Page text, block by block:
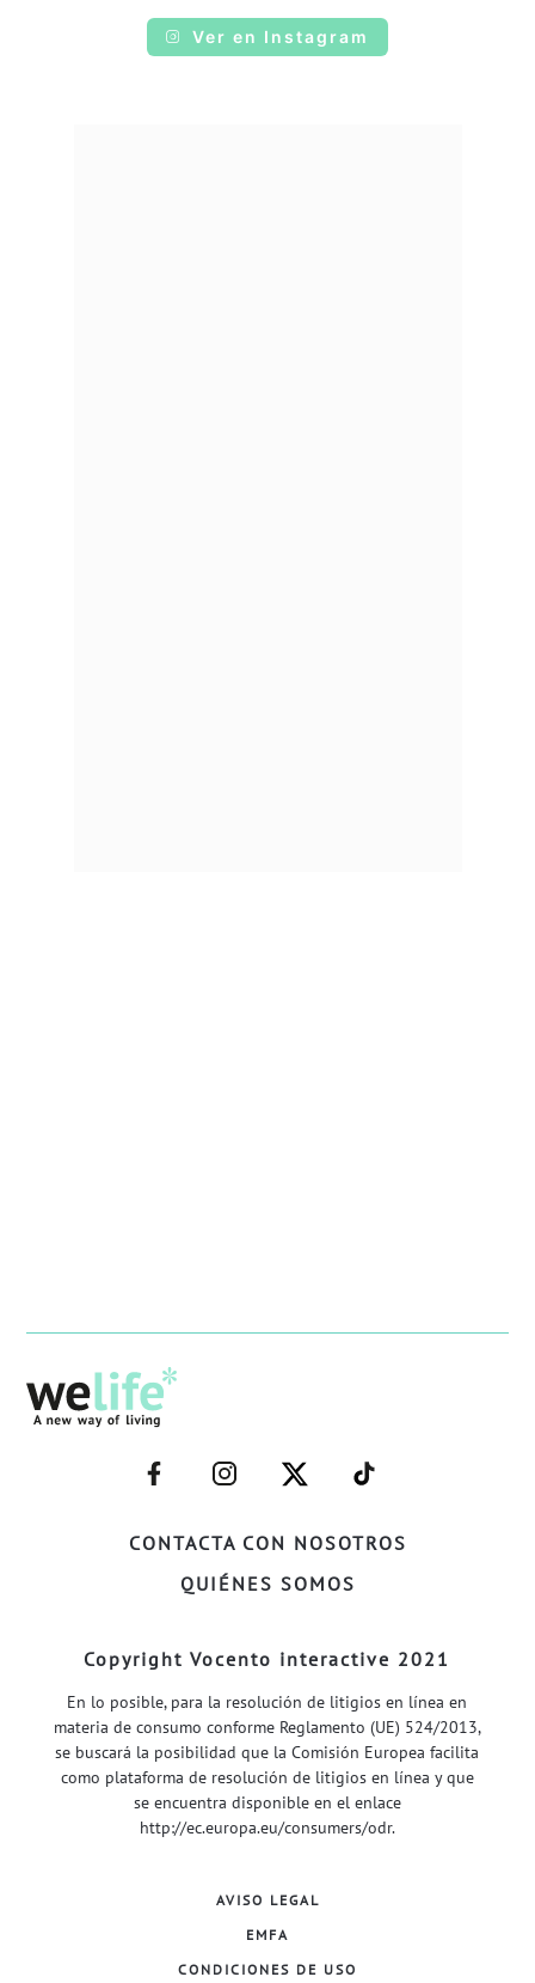
Ver en Instagram
CONTACTA CON NOSOTROS
QUIÉNES SOMOS
–
FACEBOOK–
–
INSTAGRAM–
–
TWITTER–
–
WELIFE–
Copyright Vocento interactive 2021
En lo posible, para la resolución de litigios en línea en
materia de consumo conforme Reglamento (UE) 524/2013,
se buscará la posibilidad que la Comisión Europea facilita
como plataforma de resolución de litigios en línea y que
se encuentra disponible en el enlace
http://ec.europa.eu/consumers/odr.
AVISO LEGAL
EMFA
CONDICIONES DE USO